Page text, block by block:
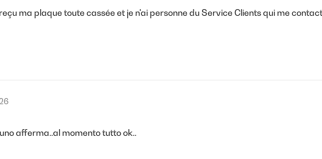
ma plaque toute cassée et je n'ai personne du Service Clients qui me
afferma..al momento tutto ok..